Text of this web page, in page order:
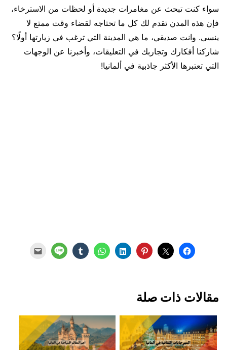
سواء كنت تبحث عن مغامرات جديدة أو لحظات من الاسترخاء،
فإن هذه المدن تقدم لك كل ما تحتاجه لقضاء وقت ممتع لا
ينسى. وانت صديقي، ما هي المدينة التي ترغب في زيارتها أولًا؟
شاركنا أفكارك وتجاربك في التعليقات، وأخبرنا عن الوجهات
التي تعتبرها الأكثر جاذبية في ألمانيا!
مقالات ذات صلة